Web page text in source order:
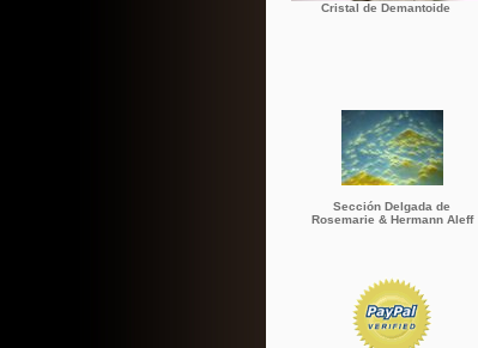
Cristal de Demantoide
Sección Delgada de
Rosemarie & Hermann Aleff